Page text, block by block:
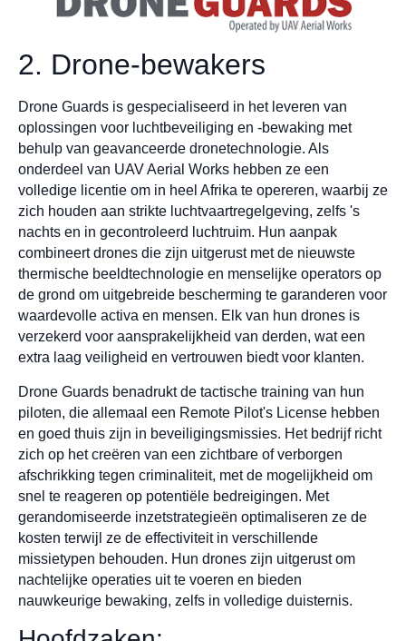
2. Drone-bewakers
Drone Guards is gespecialiseerd in het leveren van
oplossingen voor luchtbeveiliging en -bewaking met
behulp van geavanceerde dronetechnologie. Als
onderdeel van UAV Aerial Works hebben ze een
volledige licentie om in heel Afrika te opereren, waarbij ze
zich houden aan strikte luchtvaartregelgeving, zelfs 's
nachts en in gecontroleerd luchtruim. Hun aanpak
combineert drones die zijn uitgerust met de nieuwste
thermische beeldtechnologie en menselijke operators op
de grond om uitgebreide bescherming te garanderen voor
waardevolle activa en mensen. Elk van hun drones is
verzekerd voor aansprakelijkheid van derden, wat een
extra laag veiligheid en vertrouwen biedt voor klanten.
Drone Guards benadrukt de tactische training van hun
piloten, die allemaal een Remote Pilot's License hebben
en goed thuis zijn in beveiligingsmissies. Het bedrijf richt
zich op het creëren van een zichtbare of verborgen
afschrikking tegen criminaliteit, met de mogelijkheid om
snel te reageren op potentiële bedreigingen. Met
gerandomiseerde inzetstrategieën optimaliseren ze de
kosten terwijl ze de effectiviteit in verschillende
missietypen behouden. Hun drones zijn uitgerust om
nachtelijke operaties uit te voeren en bieden
nauwkeurige bewaking, zelfs in volledige duisternis.